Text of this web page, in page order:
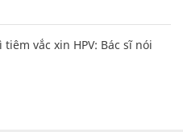
vắc xin HPV: Bác sĩ nói